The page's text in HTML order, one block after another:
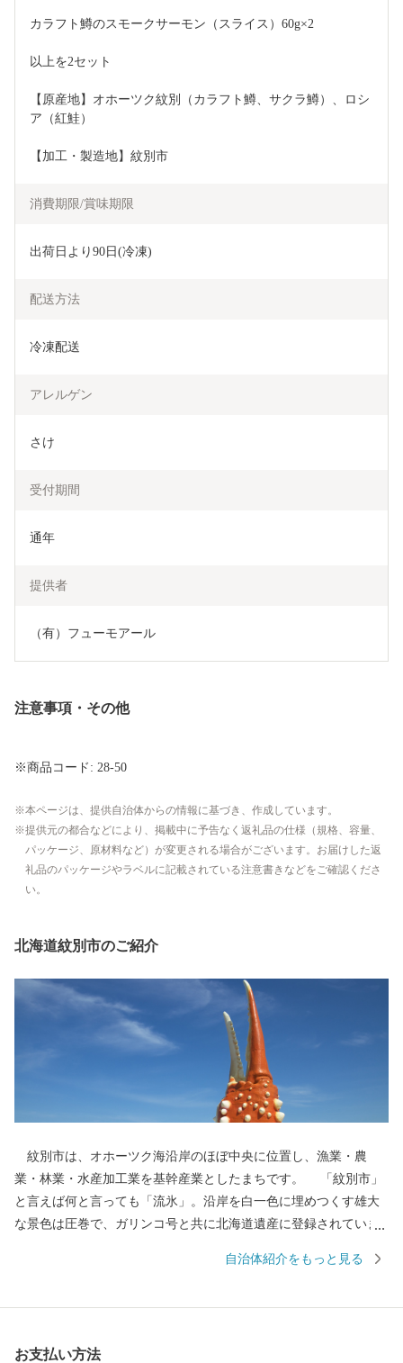
カラフト鱒のスモークサーモン（スライス）60g×2
以上を2セット
【原産地】オホーツク紋別（カラフト鱒、サクラ鱒）、ロシ
ア（紅鮭）
【加工・製造地】紋別市
消費期限/賞味期限
出荷日より90日(冷凍)
配送方法
冷凍配送
アレルゲン
さけ
受付期間
通年
提供者
（有）フューモアール
注意事項・その他
※商品コード: 28-50
本ページは、提供自治体からの情報に基づき、作成しています。
提供元の都合などにより、掲載中に予告なく返礼品の仕様（規格、容量、
パッケージ、原材料など）が変更される場合がございます。お届けした返
礼品のパッケージやラベルに記載されている注意書きなどをご確認くださ
い。
北海道紋別市のご紹介
紋別市は、オホーツク海沿岸のほぼ中央に位置し、漁業・農
業・林業・水産加工業を基幹産業としたまちです。 「紋別市」
と言えば何と言っても「流氷」。沿岸を白一色に埋めつくす雄大
な景色は圧巻で、ガリンコ号と共に北海道遺産に登録されていま
ガニの三大ガニのほか、ホタテ、鮭などの豊富な魚介類を味わえ
自治体紹介をもっと見る
お支払い方法